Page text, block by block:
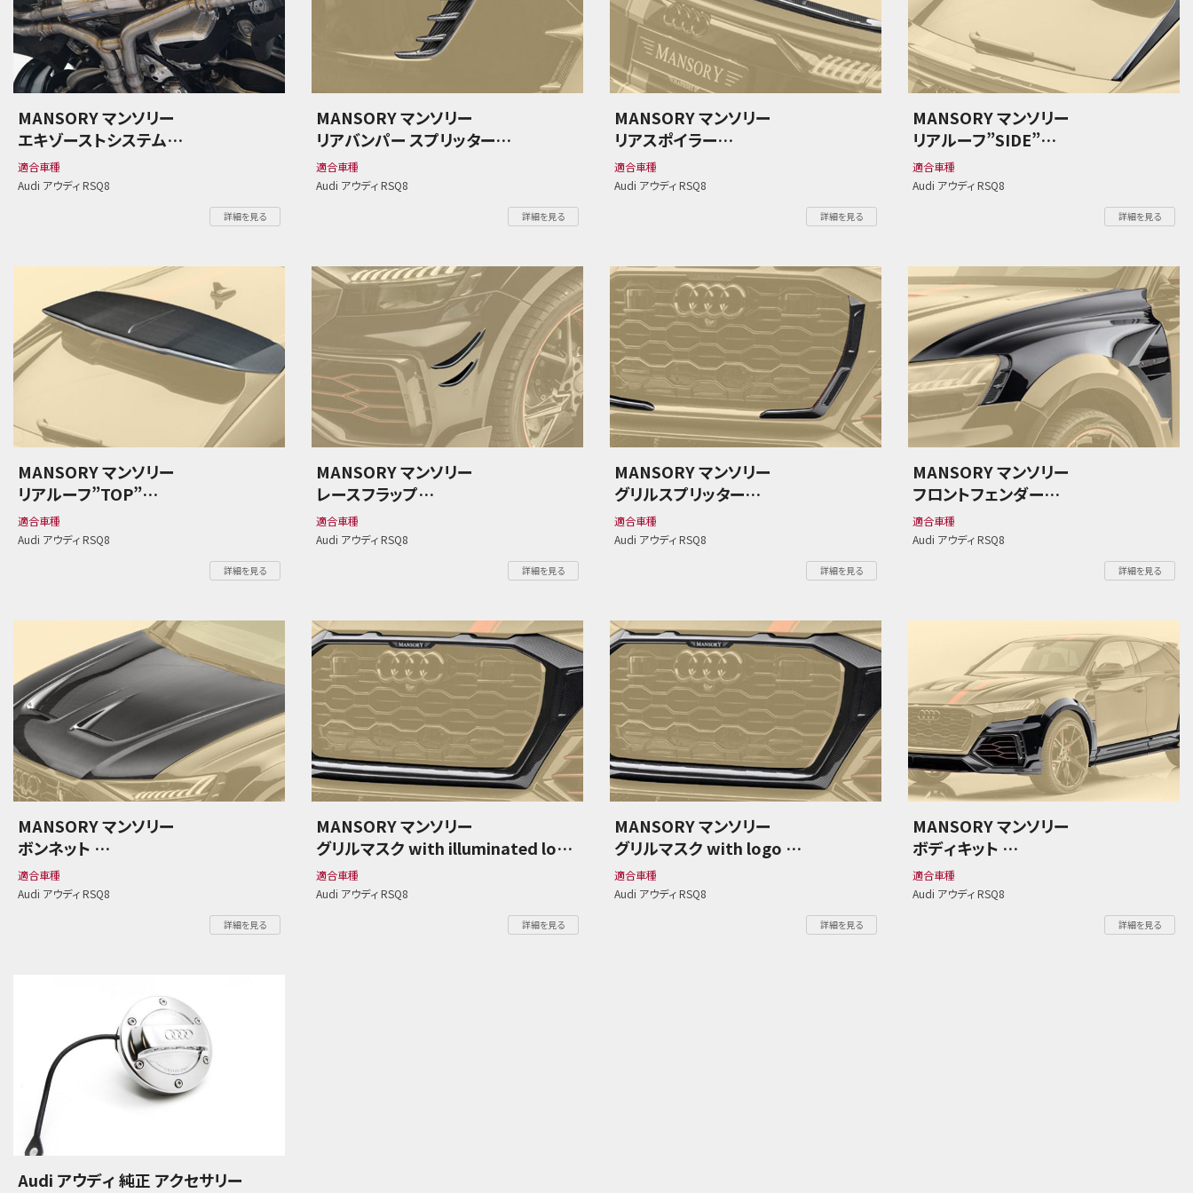
MANSORY マンソリー
エキゾーストシステム
Audi アウディ RSQ8
適合車種
Audi アウディ RSQ8
詳細を見る
MANSORY マンソリー
リアバンパー スプリッター
Audi アウディ RSQ8
適合車種
Audi アウディ RSQ8
詳細を見る
MANSORY マンソリー
リアスポイラー
Audi アウディ RSQ8
適合車種
Audi アウディ RSQ8
詳細を見る
MANSORY マンソリー
リアルーフ”SIDE”
Audi アウディ RSQ8
適合車種
Audi アウディ RSQ8
詳細を見る
MANSORY マンソリー
リアルーフ”TOP”
Audi アウディ RSQ8
適合車種
Audi アウディ RSQ8
詳細を見る
MANSORY マンソリー
レースフラップ
Audi アウディ RSQ8
適合車種
Audi アウディ RSQ8
詳細を見る
MANSORY マンソリー
グリルスプリッター
Audi アウディ RSQ8
適合車種
Audi アウディ RSQ8
詳細を見る
MANSORY マンソリー
フロントフェンダー
Audi アウディ RSQ8
適合車種
Audi アウディ RSQ8
詳細を見る
MANSORY マンソリー
ボンネット
Audi アウディ RSQ8
適合車種
Audi アウディ RSQ8
詳細を見る
MANSORY マンソリー
グリルマスク with illuminated logo
Audi アウディ RSQ8
適合車種
Audi アウディ RSQ8
詳細を見る
MANSORY マンソリー
グリルマスク with logo
Audi アウディ RSQ8
適合車種
Audi アウディ RSQ8
詳細を見る
MANSORY マンソリー
ボディキット
フロントバンパー / オーバーフェンダ
ー / リアディフューザー
適合車種
Audi アウディ RSQ8
詳細を見る
Audi アウディ 純正 アクセサリー